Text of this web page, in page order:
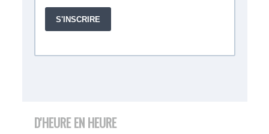
D'HEURE EN HEURE